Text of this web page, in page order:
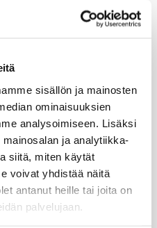
sisällön ja mainosten
ominaisuuksien
analysoimiseen. Lisäksi
ja analytiikka-
siitä, miten käytät
voivat yhdistää näitä
antanut heille tai joita on
palvelujaan.